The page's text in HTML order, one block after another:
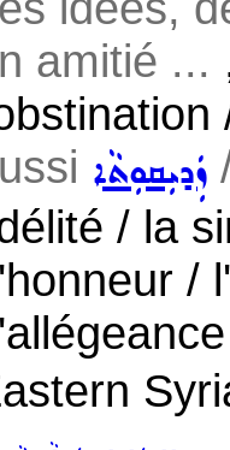
amitié ...
ܙܲܕܝܼܩܘܼܬܵܐ
/ la
/